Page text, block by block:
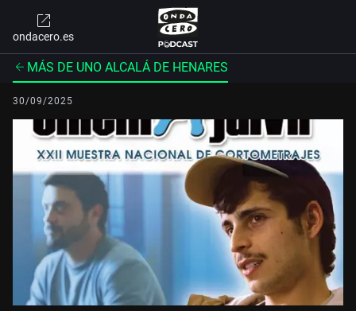
ondacero.es
MÁS DE UNO ALCALÁ DE HENARES
30/09/2025